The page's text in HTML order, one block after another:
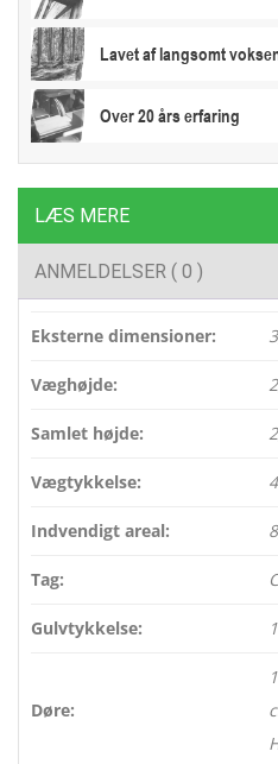
Lavet af langsomt
Over 20 års erfaring
LÆS MERE
ANMELDELSER ( 0 )
Eksterne dimensioner:
Væghøjde:
Samlet højde:
Vægtykkelse:
Indvendigt areal:
Tag:
Gulvtykkelse:
Døre: